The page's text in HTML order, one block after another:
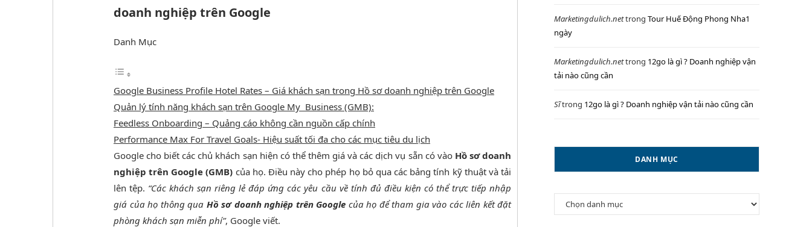
I
G
doanh nghiệp trên Google
Danh Mục
Google Business Profile Hotel Rates – Giá khách sạn trong Hồ sơ doanh nghiệp trên Google
Quản lý tính năng khách sạn trên Google My Business (GMB):
Feedless Onboarding – Quảng cáo không cần nguồn cấp chính
Performance Max For Travel Goals- Hiệu suất tối đa cho các mục tiêu du lịch
Google cho biết các chủ khách sạn hiện có thể thêm giá và các dịch vụ sẵn có vào Hồ sơ doanh
nghiệp trên Google (GMB) của họ. Điều này cho phép họ bỏ qua các bảng tính kỹ thuật và tải
lên tệp. “Các khách sạn riêng lẻ đáp ứng các yêu cầu về tính đủ điều kiện có thể trực tiếp nhập
giá của họ thông qua Hồ sơ doanh nghiệp trên Google của họ để tham gia vào các liên kết đặt
phòng khách sạn miễn phí”, Google viết.
Marketingdulich.nettrong Tour Huế Động Phong Nha1
ngày
Marketingdulich.nettrong 12go là gì ? Doanh nghiệp vận
tải nào cũng cần
Sĩtrong 12go là gì ? Doanh nghiệp vận tải nào cũng cần
DANH MỤC
Danh
mục